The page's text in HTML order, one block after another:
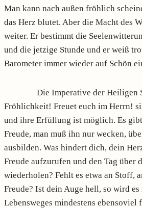
Man kann nach außen fröhlich
das Herz blutet. Aber die Macht des
weiter. Er bestimmt die
und die jetzige Stunde und er weiß
Barometer immer wieder auf Schön
Die Imperative der Heiligen
Fröhlichkeit! Freuet euch im Herrn!
und ihre Erfüllung ist möglich. Es
Freude, man muß ihn nur wecken,
ausbilden. Was hindert dich, dein
Freude aufzurufen und den Tag über
wiederholen? Fehlt es etwa an Stoff,
Freude? Ist dein Auge hell, so wird es
Lebensweges mindestens ebensoviel